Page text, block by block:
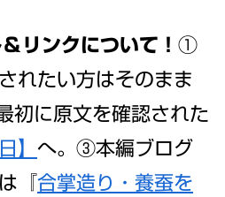
リンクについて！ ①
れたい方はそのまま
初に原文を確認された
】 へ。③本編ブログ
『 合掌造り・養蚕を